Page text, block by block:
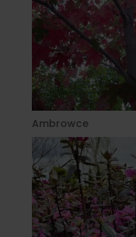
Ambrowce